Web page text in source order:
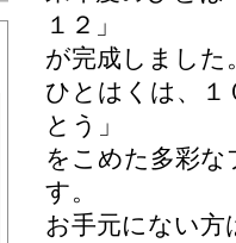
１２」
が完成しました
ひとはくは、１
とう」
をこめた多彩
す。
お手元にない方